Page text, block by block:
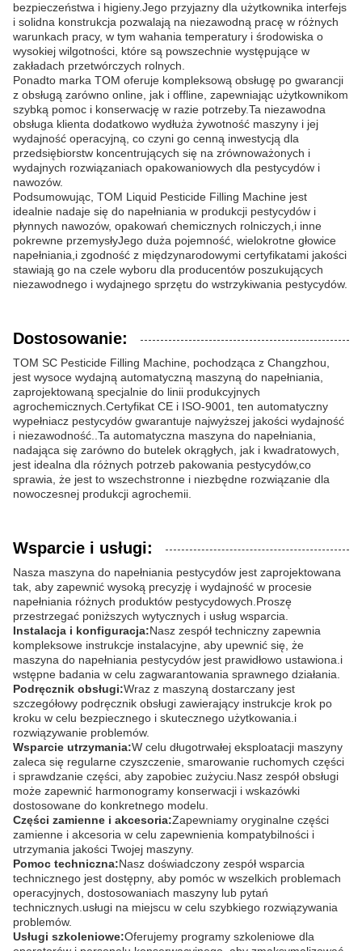
bezpieczeństwa i higieny.Jego przyjazny dla użytkownika interfejs
i solidna konstrukcja pozwalają na niezawodną pracę w różnych
warunkach pracy, w tym wahania temperatury i środowiska o
wysokiej wilgotności, które są powszechnie występujące w
zakładach przetwórczych rolnych.
Ponadto marka TOM oferuje kompleksową obsługę po gwarancji
z obsługą zarówno online, jak i offline, zapewniając użytkownikom
szybką pomoc i konserwację w razie potrzeby.Ta niezawodna
obsługa klienta dodatkowo wydłuża żywotność maszyny i jej
wydajność operacyjną, co czyni go cenną inwestycją dla
przedsiębiorstw koncentrujących się na zrównoważonych i
wydajnych rozwiązaniach opakowaniowych dla pestycydów i
nawozów.
Podsumowując, TOM Liquid Pesticide Filling Machine jest
idealnie nadaje się do napełniania w produkcji pestycydów i
płynnych nawozów, opakowań chemicznych rolniczych,i inne
pokrewne przemysłyJego duża pojemność, wielokrotne głowice
napełniania,i zgodność z międzynarodowymi certyfikatami jakości
stawiają go na czele wyboru dla producentów poszukujących
niezawodnego i wydajnego sprzętu do wstrzykiwania pestycydów.
Dostosowanie:
TOM SC Pesticide Filling Machine, pochodząca z Changzhou,
jest wysoce wydajną automatyczną maszyną do napełniania,
zaprojektowaną specjalnie do linii produkcyjnych
agrochemicznych.Certyfikat CE i ISO-9001, ten automatyczny
wypełniacz pestycydów gwarantuje najwyższej jakości wydajność
i niezawodność..Ta automatyczna maszyna do napełniania,
nadająca się zarówno do butelek okrągłych, jak i kwadratowych,
jest idealna dla różnych potrzeb pakowania pestycydów,co
sprawia, że jest to wszechstronne i niezbędne rozwiązanie dla
nowoczesnej produkcji agrochemii.
Wsparcie i usługi:
Nasza maszyna do napełniania pestycydów jest zaprojektowana
tak, aby zapewnić wysoką precyzję i wydajność w procesie
napełniania różnych produktów pestycydowych.Proszę
przestrzegać poniższych wytycznych i usług wsparcia.
Instalacja i konfiguracja:Nasz zespół techniczny zapewnia
kompleksowe instrukcje instalacyjne, aby upewnić się, że
maszyna do napełniania pestycydów jest prawidłowo ustawiona.i
wstępne badania w celu zagwarantowania sprawnego działania.
Podręcznik obsługi:Wraz z maszyną dostarczany jest
szczegółowy podręcznik obsługi zawierający instrukcje krok po
kroku w celu bezpiecznego i skutecznego użytkowania.i
rozwiązywanie problemów.
Wsparcie utrzymania:W celu długotrwałej eksploatacji maszyny
zaleca się regularne czyszczenie, smarowanie ruchomych części
i sprawdzanie części, aby zapobiec zużyciu.Nasz zespół obsługi
może zapewnić harmonogramy konserwacji i wskazówki
dostosowane do konkretnego modelu.
Części zamienne i akcesoria:Zapewniamy oryginalne części
zamienne i akcesoria w celu zapewnienia kompatybilności i
utrzymania jakości Twojej maszyny.
Pomoc techniczna:Nasz doświadczony zespół wsparcia
technicznego jest dostępny, aby pomóc w wszelkich problemach
operacyjnych, dostosowaniach maszyny lub pytań
technicznych.usługi na miejscu w celu szybkiego rozwiązywania
problemów.
Usługi szkoleniowe:Oferujemy programy szkoleniowe dla